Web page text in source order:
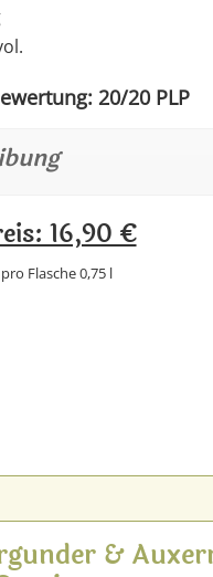
20/20 PLP
16,90 €
pro Flasche 0,75 l
&